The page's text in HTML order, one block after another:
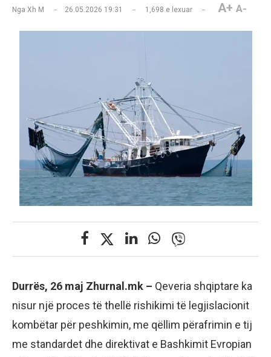
Nga Xh M 26.05.2026 19:31 1,698 e lexuar A+ A-
Durrës, 26 maj Zhurnal.mk – Qeveria shqiptare ka
nisur një proces të thellë rishikimi të legjislacionit
kombëtar për peshkimin, me qëllim përafrimin e tij
me standardet dhe direktivat e Bashkimit Evropian